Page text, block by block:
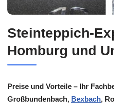
Steinteppich-
Homburg und
Preise und Vorteile – Ihr
Großbundenbach, Bexbach,